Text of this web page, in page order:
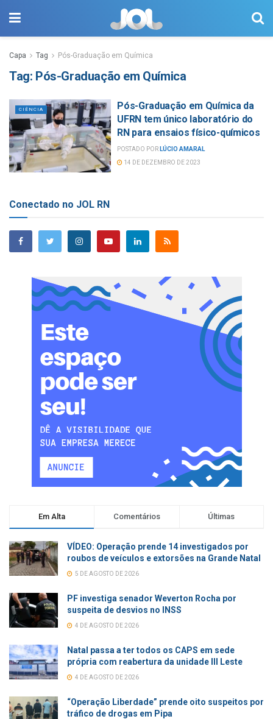
Capa Tag Pós-Graduação em Química
Tag: Pós-Graduação em Química
CIÊNCIA
Pós-Graduação em Química da
UFRN tem único laboratório do
RN para ensaios físico-químicos
POSTADO POR LÚCIO AMARAL
14 DE DEZEMBRO DE 2023
Conectado no JOL RN
Em Alta Comentários Últimas
VÍDEO: Operação prende 14 investigados por
roubos de veículos e extorsões na Grande Natal
5 DE AGOSTO DE 2026
PF investiga senador Weverton Rocha por
suspeita de desvios no INSS
4 DE AGOSTO DE 2026
Natal passa a ter todos os CAPS em sede
própria com reabertura da unidade III Leste
4 DE AGOSTO DE 2026
“Operação Liberdade” prende oito suspeitos por
tráfico de drogas em Pipa